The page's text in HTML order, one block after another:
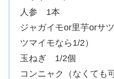
人参 1本
ジャガイモor里芋orサ
ツマイモなら1/2）
玉ねぎ 1/2個
コンニャク（なくて